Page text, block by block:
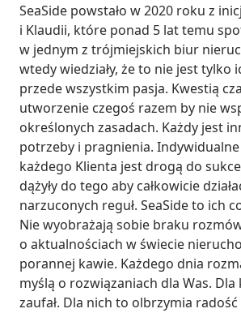
SeaSide powstało w 2020 roku z
i Klaudii, które ponad 5 lat temu
w jednym z trójmiejskich biur
wtedy wiedziały, że to nie jest tylko
przede wszystkim pasja. Kwestią
utworzenie czegoś razem by nie
określonych zasadach. Każdy jest
potrzeby i pragnienia.
każdego Klienta jest drogą do
dążyły do tego aby całkowicie
narzuconych reguł. SeaSide to ich
Nie wyobrażają sobie braku
o aktualnościach w świecie
porannej kawie. Każdego dnia
myślą o rozwiązaniach dla Was.
zaufał. Dla nich to olbrzymia